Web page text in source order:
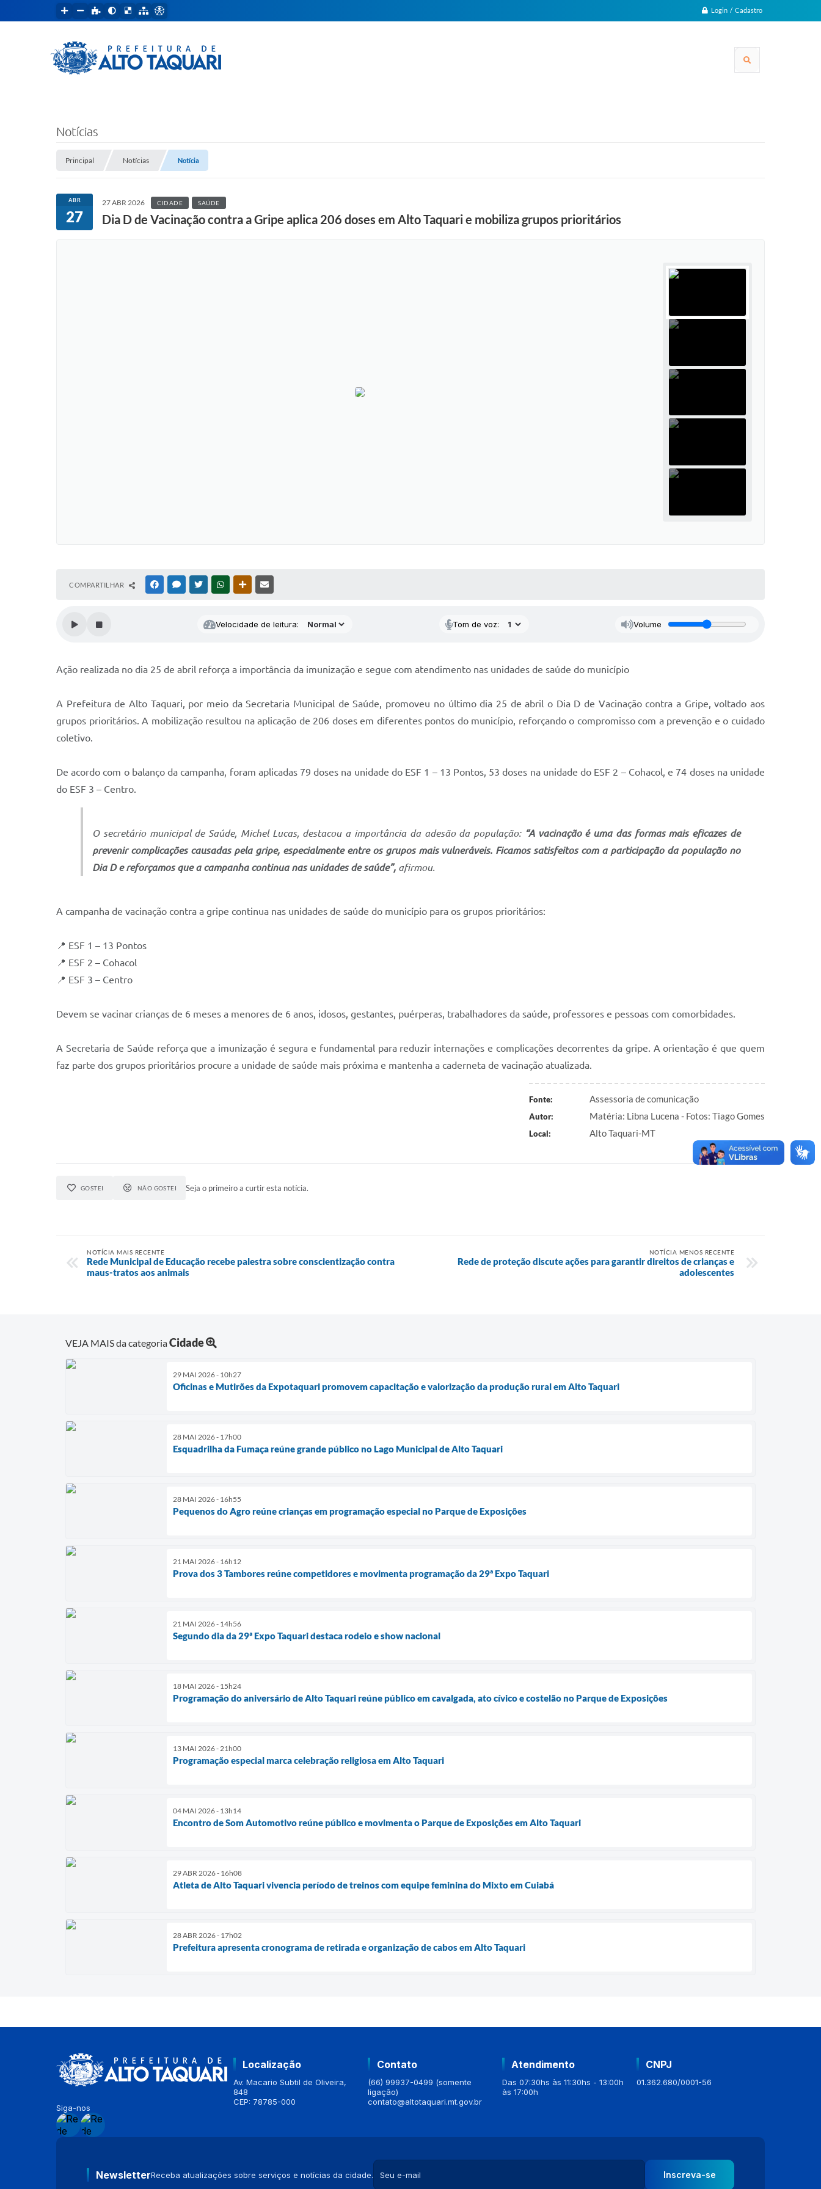
Login / Cadastro
Notícias
Principal Notícias Notícia
ABR
27
27 ABR 2026 CIDADE SAÚDE
Dia D de Vacinação contra a Gripe aplica 206 doses em Alto Taquari e mobiliza grupos prioritários
COMPARTILHAR FACEBOOKMESSENGER
TWITTERWHATSAPPOUTRAS MÍDIAS
Velocidade de leitura: Tom de voz: Volume
Ação realizada no dia 25 de abril reforça a importância da imunização e segue com atendimento nas unidades de saúde do município
A Prefeitura de Alto Taquari, por meio da Secretaria Municipal de Saúde, promoveu no último dia 25 de abril o Dia D de Vacinação contra a Gripe, voltado aos
grupos prioritários. A mobilização resultou na aplicação de 206 doses em diferentes pontos do município, reforçando o compromisso com a prevenção e o cuidado
coletivo.
De acordo com o balanço da campanha, foram aplicadas 79 doses na unidade do ESF 1 – 13 Pontos, 53 doses na unidade do ESF 2 – Cohacol, e 74 doses na unidade
do ESF 3 – Centro.
O secretário municipal de Saúde, Michel Lucas, destacou a importância da adesão da população: “A vacinação é uma das formas mais eficazes de
prevenir complicações causadas pela gripe, especialmente entre os grupos mais vulneráveis. Ficamos satisfeitos com a participação da população no
Dia D e reforçamos que a campanha continua nas unidades de saúde”, afirmou.
A campanha de vacinação contra a gripe continua nas unidades de saúde do município para os grupos prioritários:
📍 ESF 1 – 13 Pontos
📍 ESF 2 – Cohacol
📍 ESF 3 – Centro
Devem se vacinar crianças de 6 meses a menores de 6 anos, idosos, gestantes, puérperas, trabalhadores da saúde, professores e pessoas com comorbidades.
A Secretaria de Saúde reforça que a imunização é segura e fundamental para reduzir internações e complicações decorrentes da gripe. A orientação é que quem
faz parte dos grupos prioritários procure a unidade de saúde mais próxima e mantenha a caderneta de vacinação atualizada.
Fonte: Assessoria de comunicação
Autor: Matéria: Libna Lucena - Fotos: Tiago Gomes
Local: Alto Taquari-MT
GOSTEI NÃO GOSTEI Seja o primeiro a curtir esta notícia.
NOTÍCIA MAIS RECENTE
Rede Municipal de Educação recebe palestra sobre conscientização contra
maus-tratos aos animais
NOTÍCIA MENOS RECENTE
Rede de proteção discute ações para garantir direitos de crianças e
adolescentes
VEJA MAIS da categoriaCidade
29 MAI 2026 - 10h27
Oficinas e Mutirões da Expotaquari promovem capacitação e valorização da produção rural em Alto Taquari
28 MAI 2026 - 17h00
Esquadrilha da Fumaça reúne grande público no Lago Municipal de Alto Taquari
28 MAI 2026 - 16h55
Pequenos do Agro reúne crianças em programação especial no Parque de Exposições
21 MAI 2026 - 16h12
Prova dos 3 Tambores reúne competidores e movimenta programação da 29ª Expo Taquari
21 MAI 2026 - 14h56
Segundo dia da 29ª Expo Taquari destaca rodeio e show nacional
18 MAI 2026 - 15h24
Programação do aniversário de Alto Taquari reúne público em cavalgada, ato cívico e costelão no Parque de Exposições
13 MAI 2026 - 21h00
Programação especial marca celebração religiosa em Alto Taquari
04 MAI 2026 - 13h14
Encontro de Som Automotivo reúne público e movimenta o Parque de Exposições em Alto Taquari
29 ABR 2026 - 16h08
Atleta de Alto Taquari vivencia período de treinos com equipe feminina do Mixto em Cuiabá
28 ABR 2026 - 17h02
Prefeitura apresenta cronograma de retirada e organização de cabos em Alto Taquari
Siga-nos
Localização
Av. Macario Subtil de Oliveira,
848
CEP: 78785-000
Contato
(66) 99937-0499 (somente
ligação)
contato@altotaquari.mt.gov.br
Atendimento
Das 07:30hs às 11:30hs - 13:00h
às 17:00h
CNPJ
01.362.680/0001-56
NewsletterReceba atualizações sobre serviços e notícias da cidade. Inscreva-se